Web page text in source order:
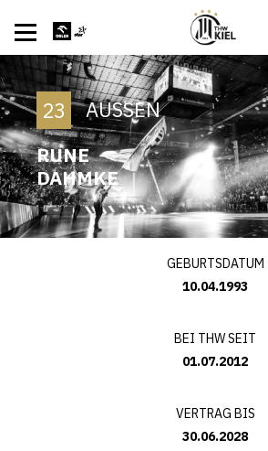
23 AUSSEN
RUNE
DAHMKE
GEBURTSDATUM
10.04.1993
BEI THW SEIT
01.07.2012
VERTRAG BIS
30.06.2028